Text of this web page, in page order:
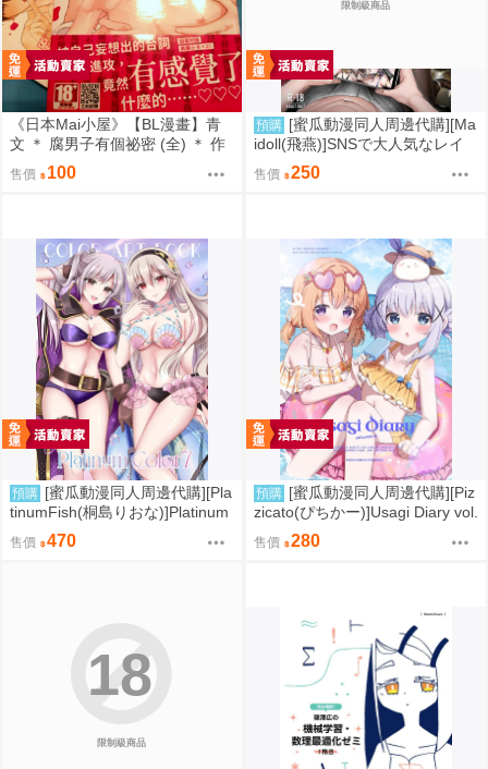
《日本Mai小屋》【BL漫畫】青
文 ＊ 腐男子有個祕密 (全) ＊ 作
者：小丸オイコ
售價 100
限制級商品
預購 [蜜瓜動漫同人周邊代購][Ma
idoll(飛燕)]SNSで大人気なレイ
ヤーが私を誘ってオフパコの
話。～夜更かしの二次会セック
售價 250
預購 [蜜瓜動漫同人周邊代購][Pla
tinumFish(桐島りおな)]Platinum
Color7【特典付】(同人誌)
售價 470
預購 [蜜瓜動漫同人周邊代購][Piz
zicato(ぴちかー)]Usagi Diary vol.
6(點兔)(同人誌)
售價 280
限制級商品
18